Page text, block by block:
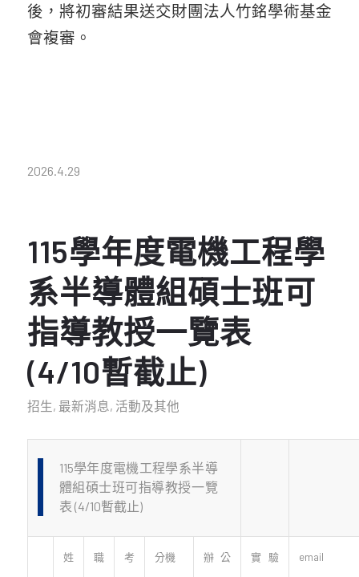
後，將初審結果送交財團法人竹銘學術基金
會複審。
2026.4.29
115學年度電機工程學
系半導體組碩士班可
指導教授一覽表
(4/10暫截止)
招生, 最新消息, 活動及其他
115學年度電機工程學系半導
體組碩士班可指導教授一覽
表 (4/10暫截止)
姓 職 考 分機 辦公 實驗 email